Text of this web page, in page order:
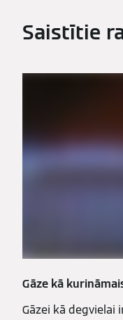
Saistītie
Gāze kā
Gāzei kā degvielai